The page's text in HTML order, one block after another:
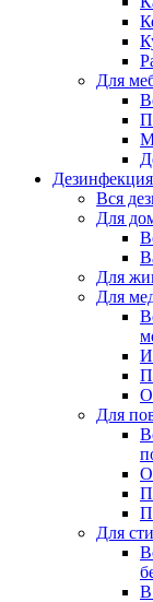
Для
Дезинфекция
Вся
Для
Для
Для
Для
Для
В